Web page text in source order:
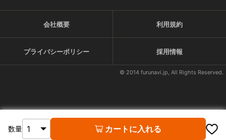
数量 カートに入れる
会社概要 利用規約
プライバシーポリシー 採用情報
© 2014 furunavi.jp, All Rights Reserved.